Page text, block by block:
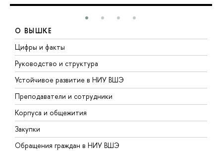
О ВЫШКЕ
Цифры и факты
Руководство и структура
Устойчивое развитие в НИУ ВШЭ
Преподаватели и сотрудники
Корпуса и общежития
Закупки
Обращения граждан в НИУ ВШЭ